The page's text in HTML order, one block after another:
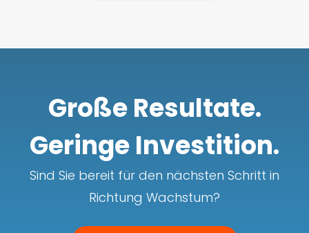
Große Resultate.
Geringe Investition.
Sind Sie bereit für den nächsten Schritt in
Richtung Wachstum?